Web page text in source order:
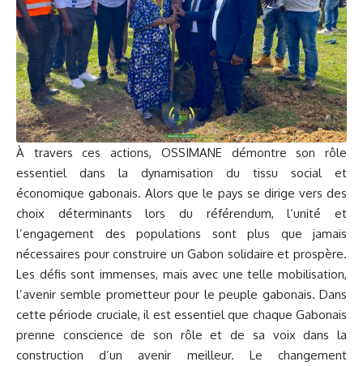
À travers ces actions, OSSIMANE démontre son rôle
essentiel dans la dynamisation du tissu social et
économique gabonais. Alors que le pays se dirige vers des
choix déterminants lors du référendum, l’unité et
l’engagement des populations sont plus que jamais
nécessaires pour construire un Gabon solidaire et prospère.
Les défis sont immenses, mais avec une telle mobilisation,
l’avenir semble prometteur pour le peuple gabonais. Dans
cette période cruciale, il est essentiel que chaque Gabonais
prenne conscience de son rôle et de sa voix dans la
construction d’un avenir meilleur. Le changement